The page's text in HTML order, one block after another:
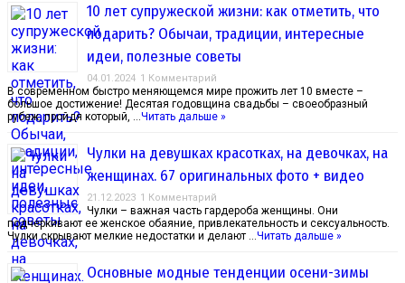
10 лет супружеской жизни: как отметить, что
подарить? Обычаи, традиции, интересные
идеи, полезные советы
04.01.2024 1 Комментарий
В современном быстро меняющемся мире прожить лет 10 вместе –
большое достижение! Десятая годовщина свадьбы – своеобразный
рубеж, пройдя который, … Читать дальше »
Чулки на девушках красотках, на девочках, на
женщинах. 67 оригинальных фото + видео
21.12.2023 1 Комментарий
Чулки – важная часть гардероба женщины. Они
подчеркивают ее женское обаяние, привлекательность и сексуальность.
Чулки скрывают мелкие недостатки и делают … Читать дальше »
Основные модные тенденции осени-зимы